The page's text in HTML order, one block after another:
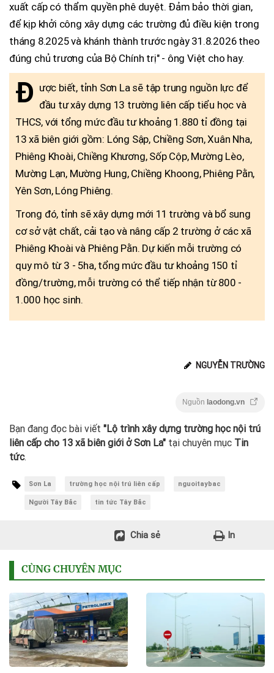
xuất cấp có thẩm quyền phê duyệt. Đảm bảo thời gian,
để kịp khởi công xây dựng các trường đủ điều kiện trong
tháng 8.2025 và khánh thành trước ngày 31.8.2026 theo
đúng chủ trương của Bộ Chính trị" - ông Việt cho hay.
Đ ược biết, tỉnh Sơn La sẽ tập trung nguồn lực để
đầu tư xây dựng 13 trường liên cấp tiểu học và
THCS, với tổng mức đầu tư khoảng 1.880 tỉ đồng tại
13 xã biên giới gồm: Lóng Sập, Chiềng Sơn, Xuân Nha,
Phiêng Khoài, Chiềng Khương, Sốp Cộp, Mường Lèo,
Mường Lạn, Mường Hung, Chiềng Khoong, Phiêng Pằn,
Yên Sơn, Lóng Phiêng.
Trong đó, tỉnh sẽ xây dựng mới 11 trường và bổ sung
cơ sở vật chất, cải tạo và nâng cấp 2 trường ở các xã
Phiêng Khoài và Phiêng Pằn. Dự kiến mỗi trường có
quy mô từ 3 - 5ha, tổng mức đầu tư khoảng 150 tỉ
đồng/trường, mỗi trường có thể tiếp nhận từ 800 -
1.000 học sinh.
NGUYỄN TRƯỜNG
Nguồn laodong.vn
Bạn đang đọc bài viết "Lộ trình xây dựng trường học nội trú
liên cấp cho 13 xã biên giới ở Sơn La" tại chuyên mục Tin
tức.
Sơn La trường học nội trú liên cấp nguoitaybac
Người Tây Bắc tin tức Tây Bắc
Chia sẻ In
CÙNG CHUYÊN MỤC